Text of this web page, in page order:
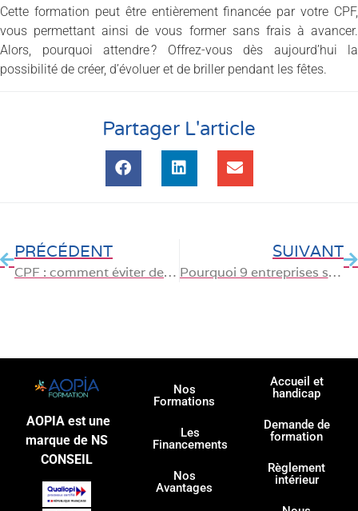
Cette formation peut être entièrement financée par votre CPF,
vous permettant ainsi de vous former sans frais à avancer.
Alors, pourquoi attendre ? Offrez-vous dès aujourd’hui la
possibilité de créer, d’évoluer et de briller pendant les fêtes.
Partager L'article
PRÉCÉDENT
CPF : comment éviter de perdre vos droits avant la fin de l’année
SUIVANT
Pourquoi 9 entreprises sur 10 investissent-elles massivement dans la formation IA ?
AOPIA est une
marque de NS
CONSEIL
Nos
Formations
Les
Financements
Nos
Avantages
Accueil et
handicap
Demande de
formation
Règlement
intérieur